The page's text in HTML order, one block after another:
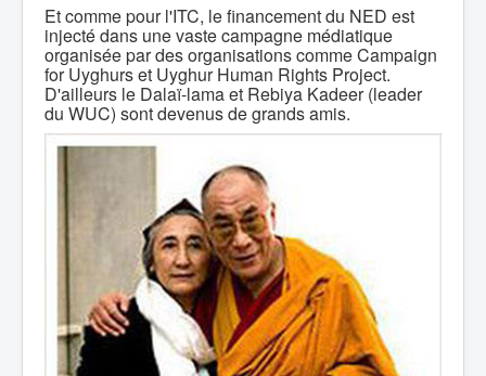
Et comme pour l'ITC, le financement du NED est
injecté dans une vaste campagne médiatique
organisée par des organisations comme Campaign
for Uyghurs et Uyghur Human Rights Project.
D'ailleurs le Dalaï-lama et Rebiya Kadeer (leader
du WUC) sont devenus de grands amis.